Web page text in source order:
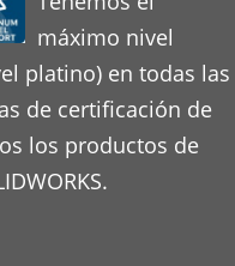
máximo nivel
platino) en todas las
de certificación de
los productos de